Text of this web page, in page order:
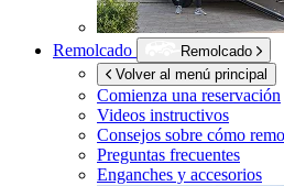
Remolcado
Remolcado
Volver al menú principal
Comienza una reservación
Videos instructivos
Consejos sobre cómo
Preguntas frecuentes
Enganches y accesorios